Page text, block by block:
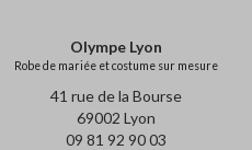
Olympe Lyon
Robe de mariée et costume sur mesure
41 rue de la Bourse
69002 Lyon
09 81 92 90 03